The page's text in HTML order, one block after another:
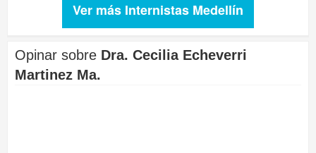
Ver más Internistas Medellín
Opinar sobre Dra. Cecilia Echeverri
Martinez Ma.